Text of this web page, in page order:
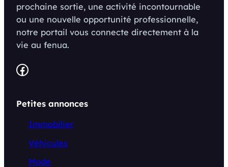
prochaine sortie, une activité incontournable
ou une nouvelle opportunité professionnelle,
notre portail vous connecte directement à la
vie au fenua.
Facebook
Petites annonces
Immobilier
Véhicules
Mode